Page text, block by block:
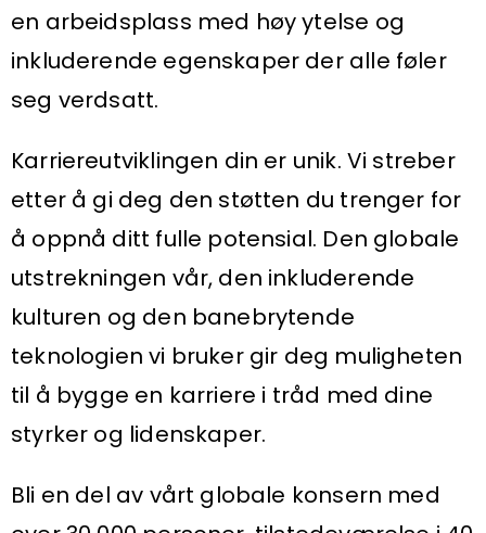
en arbeidsplass med høy ytelse og
inkluderende egenskaper der alle føler
seg verdsatt.
Karriereutviklingen din er unik. Vi streber
etter å gi deg den støtten du trenger for
å oppnå ditt fulle potensial. Den globale
utstrekningen vår, den inkluderende
kulturen og den banebrytende
teknologien vi bruker gir deg muligheten
til å bygge en karriere i tråd med dine
styrker og lidenskaper.
Bli en del av vårt globale konsern med